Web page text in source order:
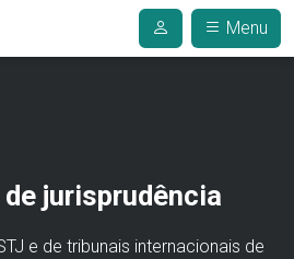
Menu
jurisprudência
e de tribunais internacionais de